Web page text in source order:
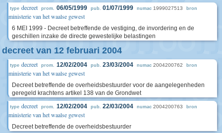
type decreet prom. 06/05/1999 pub. 01/07/1999 numac 1999027513 bron
ministerie van het waalse gewest
6 MEI 1999 - Decreet betreffende de vestiging, de invordering en de
geschillen inzake de directe gewestelijke belastingen
decreet van 12 februari 2004
type decreet prom. 12/02/2004 pub. 23/03/2004 numac 2004200762 bron
ministerie van het waalse gewest
Decreet betreffende de overheidsbestuurder voor de aangelegenheden
geregeld krachtens artikel 138 van de Grondwet
type decreet prom. 12/02/2004 pub. 22/03/2004 numac 2004200763 bron
ministerie van het waalse gewest
Decreet betreffende de overheidsbestuurder